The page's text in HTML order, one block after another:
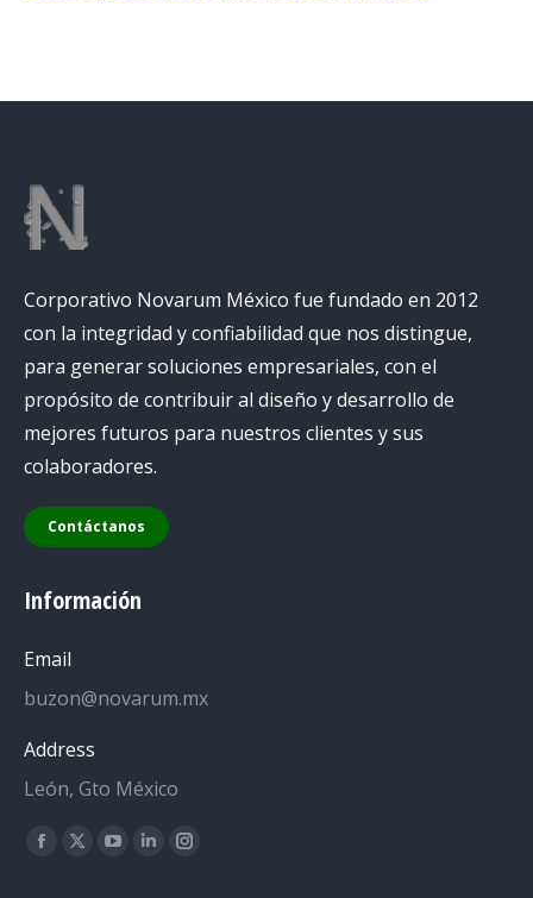
Corporativo Novarum México fue fundado en 2012
con la integridad y confiabilidad que nos distingue,
para generar soluciones empresariales, con el
propósito de contribuir al diseño y desarrollo de
mejores futuros para nuestros clientes y sus
colaboradores.
Contáctanos
Información
Email
buzon@novarum.mx
Address
León, Gto México
Encuéntranos en:
Facebook
X
YouTube
LinkedinInstagram